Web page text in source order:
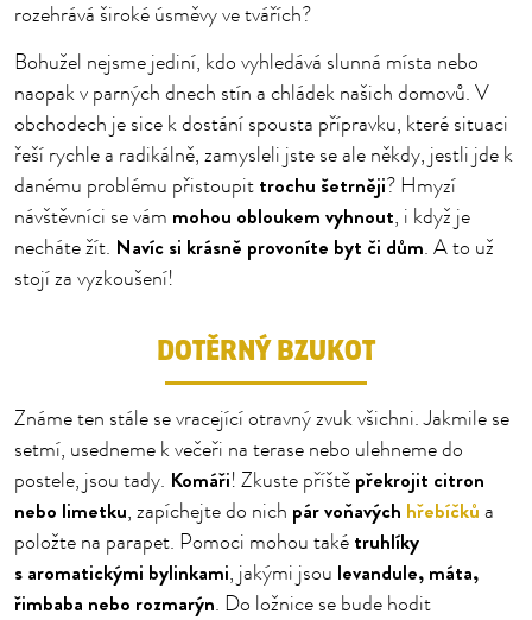
rozehrává široké úsměvy ve tvářích?
Bohužel nejsme jediní, kdo vyhledává slunná místa nebo
naopak v parných dnech stín a chládek našich domovů. V
obchodech je sice k dostání spousta přípravku, které situaci
řeší rychle a radikálně, zamysleli jste se ale někdy, jestli jde k
danému problému přistoupit trochu šetrněji? Hmyzí
návštěvníci se vám mohou obloukem vyhnout, i když je
necháte žít. Navíc si krásně provoníte byt či dům. A to už
stojí za vyzkoušení!
DOTĚRNÝ BZUKOT
Známe ten stále se vracející otravný zvuk všichni. Jakmile se
setmí, usedneme k večeři na terase nebo ulehneme do
postele, jsou tady. Komáři! Zkuste příště překrojit citron
nebo limetku, zapíchejte do nich pár voňavých hřebíčků a
položte na parapet. Pomoci mohou také truhlíky
s aromatickými bylinkami, jakými jsou levandule, máta,
řimbaba nebo rozmarýn. Do ložnice se bude hodit